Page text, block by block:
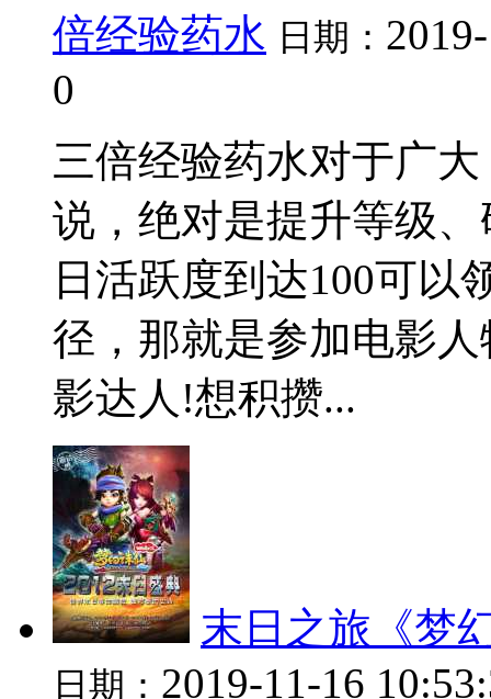
倍经验药水 日期：
0
三倍经验药水对于广
说，绝对是提升等级
日活跃度到达100可以
径，那就是参加电影
影达人!想积攒...
末日之旅《梦
日期： 2019-11-16